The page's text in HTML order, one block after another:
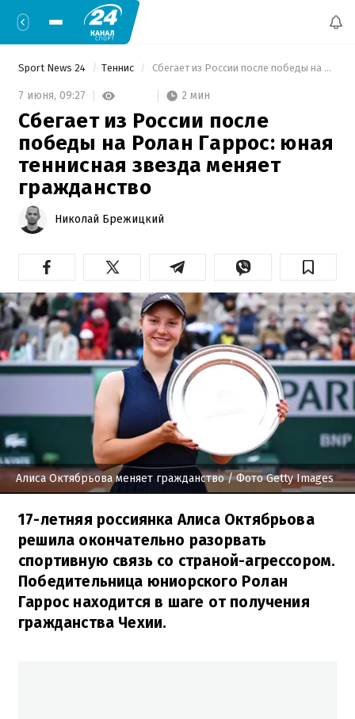
Sport News 24 Теннис Сбегает из России после победы на Ролан Гаррос: юная теннисная звезда меняет гражданство
7 июня, 09:27 2 мин
Сбегает из России после
победы на Ролан Гаррос: юная
теннисная звезда меняет
гражданство
Николай Брежицкий
Алиса Октябрьова меняет гражданство/ Фото Getty Images
17-летняя россиянка Алиса Октябрьова
решила окончательно разорвать
спортивную связь со страной-агрессором.
Победительница юниорского Ролан
Гаррос находится в шаге от получения
гражданства Чехии.